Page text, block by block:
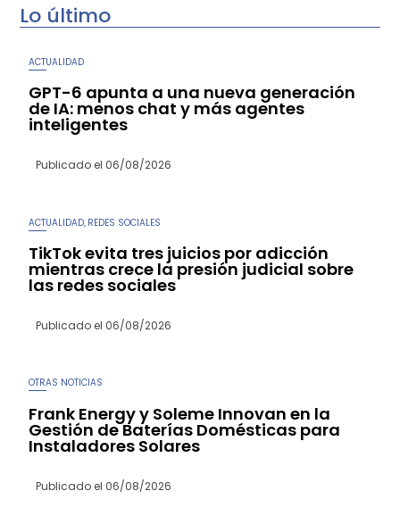
Lo último
ACTUALIDAD
GPT-6 apunta a una nueva generación
de IA: menos chat y más agentes
inteligentes
Publicado el 06/08/2026
ACTUALIDAD REDES SOCIALES
TikTok evita tres juicios por adicción
mientras crece la presión judicial sobre
las redes sociales
Publicado el 06/08/2026
OTRAS NOTICIAS
Frank Energy y Soleme Innovan en la
Gestión de Baterías Domésticas para
Instaladores Solares
Publicado el 06/08/2026